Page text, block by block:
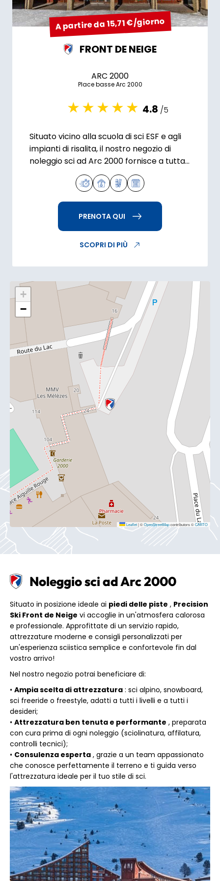
A partire da 15,71 €/giorno
FRONT DE NEIGE
ARC 2000
Place basse Arc 2000
4.8 /5
Situato vicino alla scuola di sci ESF e agli
impianti di risalita, il nostro negozio di
noleggio sci ad Arc 2000 fornisce a tutta
la famiglia l'attrezzatura da sci e
PRENOTA QUI
SCOPRI DI PIÙ
+
−
Leaflet|©OpenStreetMapcontributors ©CARTO
Noleggio sci ad Arc 2000
Situato in posizione ideale ai piedi delle piste , Precision
Ski Front de Neige vi accoglie in un'atmosfera calorosa
e professionale. Approfittate di un servizio rapido,
attrezzature moderne e consigli personalizzati per
un'esperienza sciistica semplice e confortevole fin dal
vostro arrivo!
Nel nostro negozio potrai beneficiare di:
• Ampia scelta di attrezzatura : sci alpino, snowboard,
sci freeride o freestyle, adatti a tutti i livelli e a tutti i
desideri;
• Attrezzatura ben tenuta e performante , preparata
con cura prima di ogni noleggio (sciolinatura, affilatura,
controlli tecnici);
• Consulenza esperta , grazie a un team appassionato
che conosce perfettamente il terreno e ti guida verso
l'attrezzatura ideale per il tuo stile di sci.